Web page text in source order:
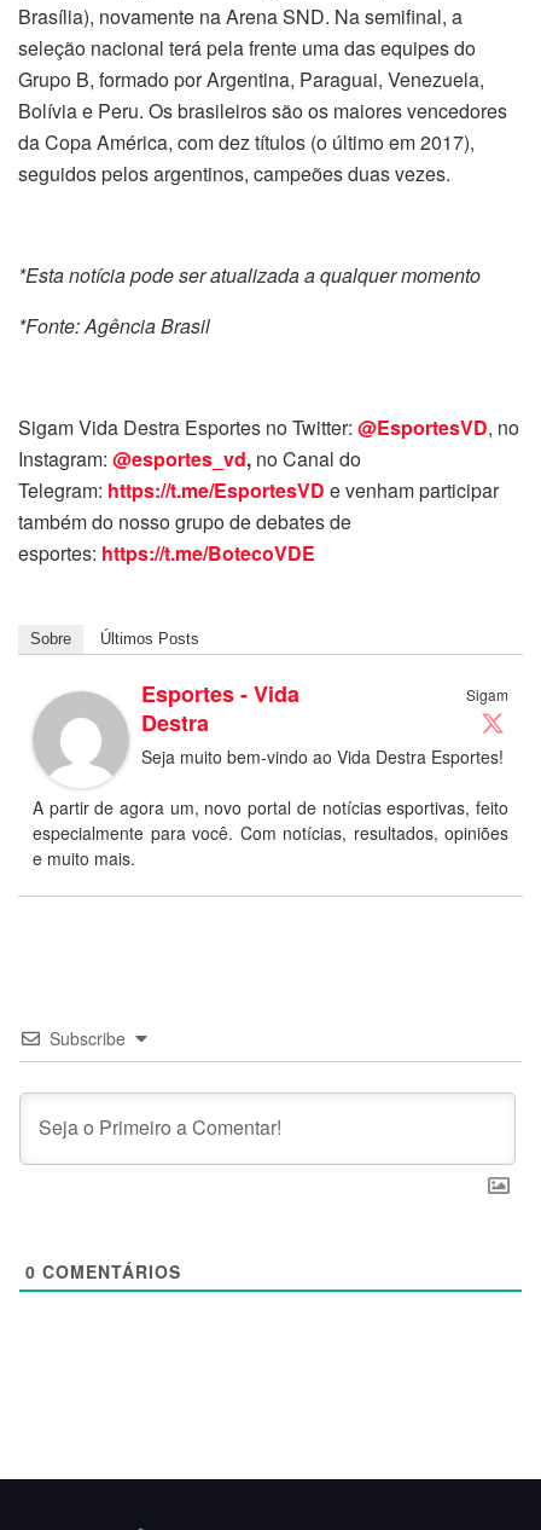
Brasília), novamente na Arena SND. Na semifinal, a
seleção nacional terá pela frente uma das equipes do
Grupo B, formado por Argentina, Paraguai, Venezuela,
Bolívia e Peru. Os brasileiros são os maiores vencedores
da Copa América, com dez títulos (o último em 2017),
seguidos pelos argentinos, campeões duas vezes.
*Esta notícia pode ser atualizada a qualquer momento
*Fonte: Agência Brasil
Sigam Vida Destra Esportes no Twitter: @EsportesVD, no
Instagram: @esportes_vd, no Canal do
Telegram: https://t.me/EsportesVD e venham participar
também do nosso grupo de debates de
esportes: https://t.me/BotecoVDE
Sobre Últimos Posts
Sigam
Esportes - Vida
Destra
Seja muito bem-vindo ao Vida Destra Esportes!
A partir de agora um, novo portal de notícias esportivas, feito
especialmente para você. Com notícias, resultados, opiniões
e muito mais.
Subscribe
0 COMENTÁRIOS